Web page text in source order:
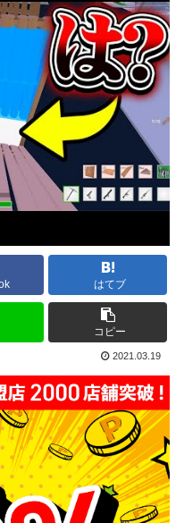
はてブ
コピー
2021.03.19